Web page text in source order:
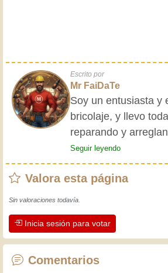
Escrito por
Mr FaiDaTe
Soy un entusiasta y
bricolaje, y llevo
reparando y
para mis amigos.
enseñaron lo
desde entonces he
experiencia. ¡La
apreciar la
artesanos
trabajo.
Seguir leyendo
Valora esta página
Sin valoraciones todavía.
Inicia sesión para votar
Comentarios